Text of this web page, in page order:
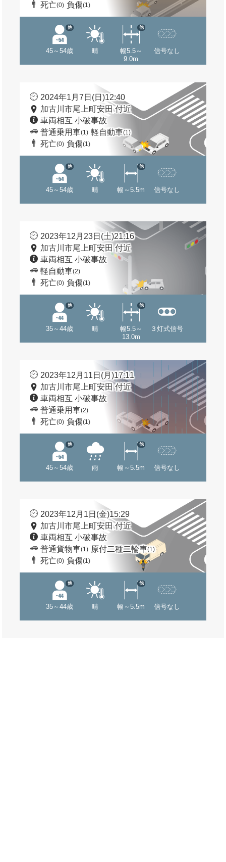
死亡(0) 負傷(1)
45～54歳
他
晴
幅5.5～
9.0m
他
信号なし
2024年1月7日(日)12:40
加古川市尾上町安田 付近
車両相互 小破事故
普通乗用車(1) 軽自動車(1)
死亡(0) 負傷(1)
45～54歳
他
晴 幅～5.5m
他
信号なし
2023年12月23日(土)21:16
加古川市尾上町安田 付近
車両相互 小破事故
軽自動車(2)
死亡(0) 負傷(1)
35～44歳
他
晴
幅5.5～
13.0m
他
３灯式信号
2023年12月11日(月)17:11
加古川市尾上町安田 付近
車両相互 小破事故
普通乗用車(2)
死亡(0) 負傷(1)
45～54歳
他
雨 幅～5.5m
他
信号なし
2023年12月1日(金)15:29
加古川市尾上町安田 付近
車両相互 小破事故
普通貨物車(1) 原付二種二輪車(1)
死亡(0) 負傷(1)
35～44歳
他
晴 幅～5.5m
他
信号なし